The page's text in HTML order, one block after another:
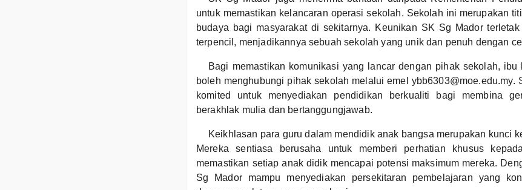
untuk memastikan kelancaran operasi sekolah. Sekolah ini merupakan
budaya bagi masyarakat di sekitarnya. Keunikan SK Sg Mador
terpencil, menjadikannya sebuah sekolah yang unik dan penuh dengan
Bagi memastikan komunikasi yang lancar dengan pihak sekolah, ibu
boleh menghubungi pihak sekolah melalui emel ybb6303@moe.edu.my.
komited untuk menyediakan pendidikan berkualiti bagi membina
berakhlak mulia dan bertanggungjawab.
Keikhlasan para guru dalam mendidik anak bangsa merupakan kunci
Mereka sentiasa berusaha untuk memberi perhatian khusus
memastikan setiap anak didik mencapai potensi maksimum mereka.
Sg Mador mampu menyediakan persekitaran pembelajaran yang